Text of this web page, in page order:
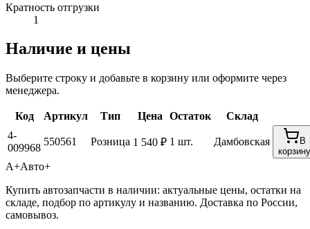
Кратность отгрузки
1
Наличие и цены
Выберите строку и добавьте в корзину или оформите через
менеджера.
Код Артикул Тип Цена Остаток
Склад
4-
009968
550561 Розница 1 540 ₽ 1 шт. Дамбовская
В
корзину
А+Авто+
Купить автозапчасти в наличии: актуальные цены, остатки на
складе, подбор по артикулу и названию. Доставка по России,
самовывоз.